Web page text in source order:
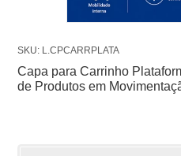
SKU: L.CPCARRPLATA
Capa para Carrinho
de Produtos em